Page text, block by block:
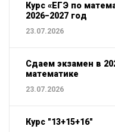
Курс «ЕГЭ по
2026−2027 год
23.07.2026
Сдаем экзамен в
математике
23.07.2026
Курс "13+15+16"